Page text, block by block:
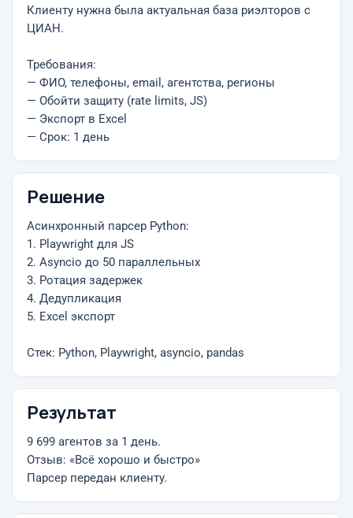
Клиенту нужна была актуальная база риэлторов с
ЦИАН.
Требования:
— ФИО, телефоны, email, агентства, регионы
— Обойти защиту (rate limits, JS)
— Экспорт в Excel
— Срок: 1 день
Решение
Асинхронный парсер Python:
1. Playwright для JS
2. Asyncio до 50 параллельных
3. Ротация задержек
4. Дедупликация
5. Excel экспорт
Стек: Python, Playwright, asyncio, pandas
Результат
9 699 агентов за 1 день.
Отзыв: «Всё хорошо и быстро»
Парсер передан клиенту.